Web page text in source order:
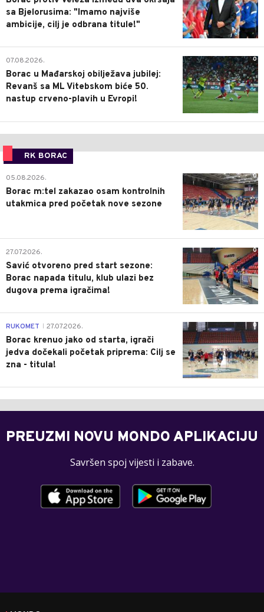
sa Bjelorusima: "Imamo najviše
ambicije, cilj je odbrana titule!"
0
07.08.2026.
Borac u Mađarskoj obilježava jubilej:
Revanš sa ML Vitebskom biće 50.
nastup crveno-plavih u Evropi!
RK BORAC
0
05.08.2026.
Borac m:tel zakazao osam kontrolnih
utakmica pred početak nove sezone
0
27.07.2026.
Savić otvoreno pred start sezone:
Borac napada titulu, klub ulazi bez
dugova prema igračima!
0
RUKOMET 27.07.2026.
Borac krenuo jako od starta, igrači
jedva dočekali početak priprema: Cilj se
zna - titula!
PREUZMI NOVU MONDO APLIKACIJU
Savršen spoj vijesti i zabave.